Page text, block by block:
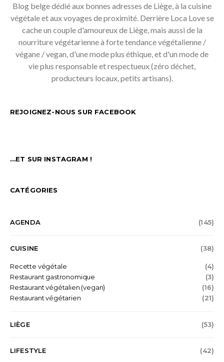
Blog belge dédié aux bonnes adresses de Liège, à la cuisine
végétale et aux voyages de proximité. Derrière Loca Love se
cache un couple d'amoureux de Liège, mais aussi de la
nourriture végétarienne à forte tendance végétalienne /
végane / vegan, d'une mode plus éthique, et d'un mode de
vie plus responsable et respectueux (zéro déchet,
producteurs locaux, petits artisans).
REJOIGNEZ-NOUS SUR FACEBOOK
…ET SUR INSTAGRAM !
CATÉGORIES
AGENDA (145)
CUISINE (38)
Recette végétale
(4)
Restaurant gastronomique
(3)
Restaurant végétalien (vegan)
(16)
Restaurant végétarien
(21)
LIÈGE (53)
LIFESTYLE (42)